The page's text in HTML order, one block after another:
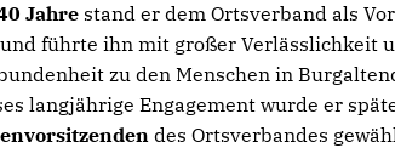
Jahre stand er dem Ortsverband als
führte ihn mit großer Verlässlichkeit
zu den Menschen in
langjährige Engagement wurde er
des Ortsverbandes